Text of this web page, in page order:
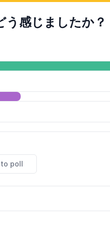
感じましたか？
to poll